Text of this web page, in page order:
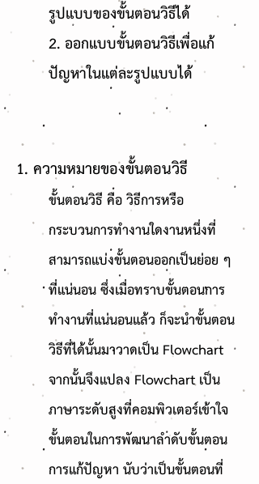
รูปแบบของขั้นตอนวิธีได้
2. ออกแบบขั้นตอนวิธีเพื่อแก้
ปัญหาในแต่ละรูปแบบได้
1. ความหมายของขั้นตอนวิธี
ขั้นตอนวิธี คือ วิธีการหรือ
กระบวนการทำงานใดงานหนึ่งที่
สามารถแบ่งขั้นตอนออกเป็นย่อย ๆ
ที่แน่นอน ซึ่งเมื่อทราบขั้นตอนการ
ทำงานที่แน่นอนแล้ว ก็จะนำขั้นตอน
วิธีที่ได้นั้นมาวาดเป็น Flowchart
จากนั้นจึงแปลง Flowchart เป็น
ภาษาระดับสูงที่คอมพิวเตอร์เข้าใจ
ขั้นตอนในการพัฒนาลำดับขั้นตอน
การแก้ปัญหา นับว่าเป็นขั้นตอนที่